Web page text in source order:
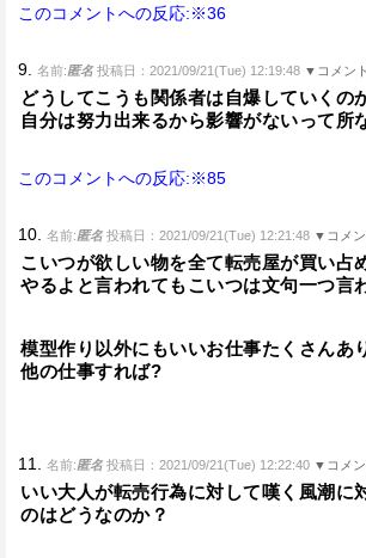
このコメントへの反応:※36
9. 名前:匿名 投稿日：2021/09/21(Tue) 12:19:48 ▼コメン
どうしてこうも関係者は自爆していくの
自分は努力出来るから影響がないって所
このコメントへの反応:※85
10. 名前:匿名 投稿日：2021/09/21(Tue) 12:21:48 ▼コメ
こいつが欲しい物を全て転売屋が買い占
やるよと言われてもこいつは文句一つ言
模型作り以外にもいいお仕事たくさんあ
他の仕事すれば?
11. 名前:匿名 投稿日：2021/09/21(Tue) 12:22:40 ▼コメ
いい大人が転売行為に対して嘆く風潮に
のはどうなのか？